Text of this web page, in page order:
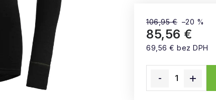
106,95 € –20 %
85,56 €
69,56 € bez DPH